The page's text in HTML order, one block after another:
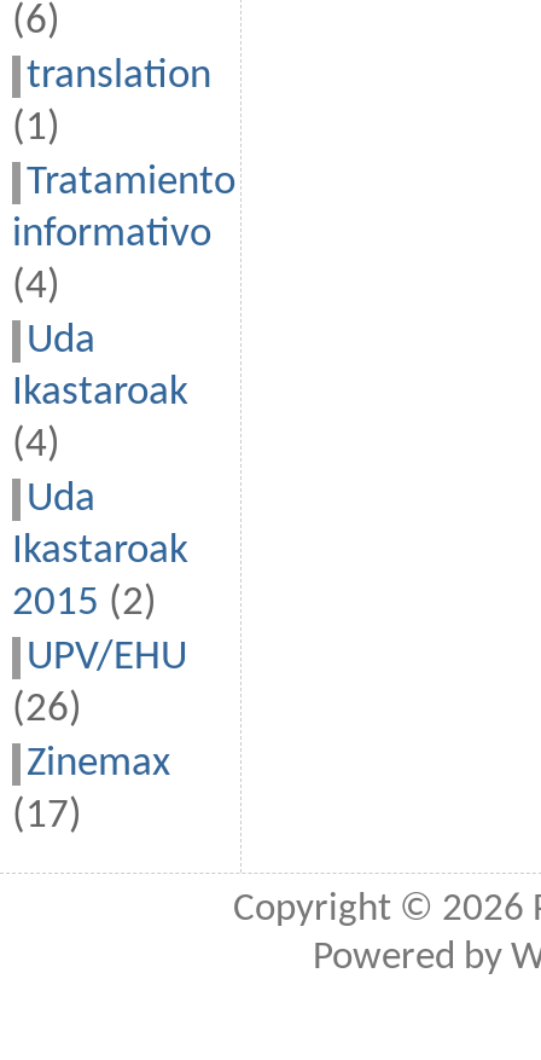
(6)
translation
(1)
Tratamiento
informativo
(4)
Uda
Ikastaroak
(4)
Uda
Ikastaroak
2015 (2)
UPV/EHU
(26)
Zinemax
(17)
Copyright © 2026
Powered by